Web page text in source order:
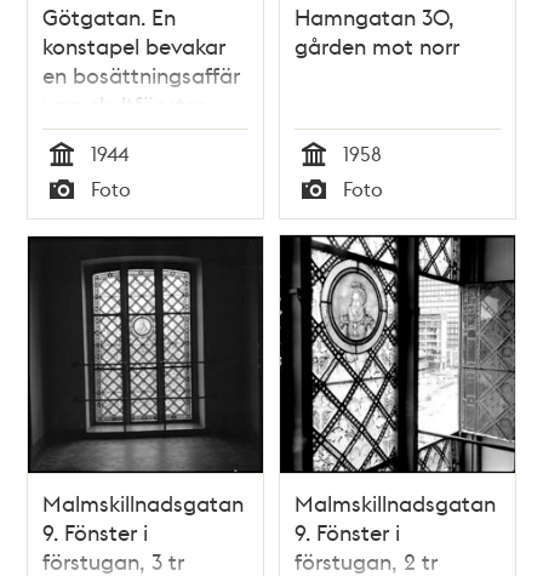
Götgatan. En
konstapel bevakar
en bosättningsaffär
vars skyltfönster
krossats av
sovjetiska bomber
som fällts över
Stockholm och
Strängnäs.
Tid
1944
Typ
Foto
Hamngatan 30,
gården mot norr
Tid
1958
Typ
Foto
Malmskillnadsgatan
9. Fönster i
förstugan, 3 tr
Malmskillnadsgatan
9. Fönster i
förstugan, 2 tr